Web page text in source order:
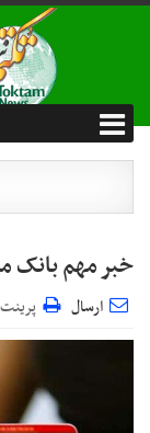
خبر مهم بانک
ارسال پرینت